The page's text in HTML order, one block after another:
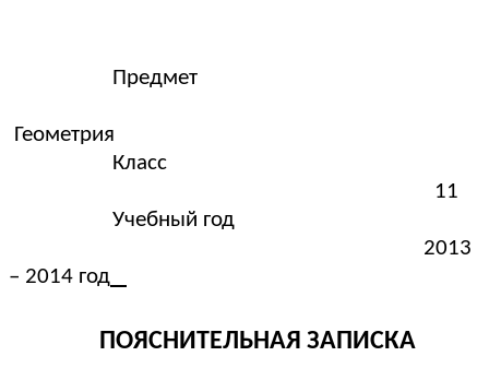
Предмет
Геометрия
Класс
11
Учебный год
2013
– 2014 год
ПОЯСНИТЕЛЬНАЯ ЗАПИСКА